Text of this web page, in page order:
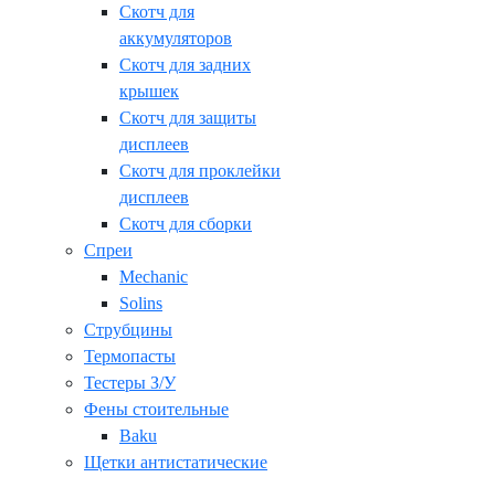
Скотч для
аккумуляторов
Скотч для задних
крышек
Скотч для защиты
дисплеев
Скотч для проклейки
дисплеев
Скотч для сборки
Спреи
Mechanic
Solins
Струбцины
Термопасты
Тестеры З/У
Фены стоительные
Baku
Щетки антистатические